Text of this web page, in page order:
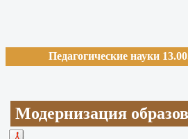
Педагогические науки
Модернизация